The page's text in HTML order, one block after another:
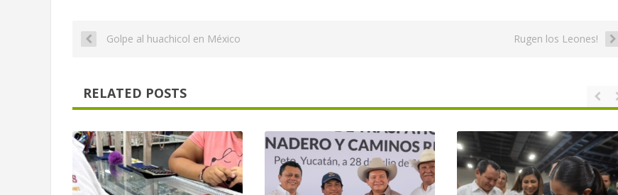
Golpe al huachicol en México Rugen los Leones!
RELATED POSTS